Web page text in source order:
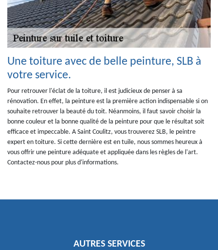
Une toiture avec de belle peinture, SLB à
votre service.
Pour retrouver l'éclat de la toiture, il est judicieux de penser à sa
rénovation. En effet, la peinture est la première action indispensable si on
souhaite retrouver la beauté du toit. Néanmoins, il faut savoir choisir la
bonne couleur et la bonne qualité de la peinture pour que le résultat soit
efficace et impeccable. A Saint Coulitz, vous trouverez SLB, le peintre
expert en toiture. Si cette dernière est en tuile, nous sommes heureux à
vous offrir une peinture adéquate et appliquée dans les règles de l'art.
Contactez-nous pour plus d'informations.
AUTRES SERVICES